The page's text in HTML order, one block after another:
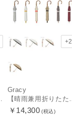
+2
Gracy
￥14,300 (税込)